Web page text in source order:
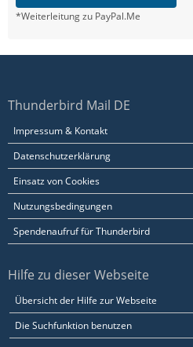
*Weiterleitung zu PayPal.Me
Thunderbird Mail DE
Impressum & Kontakt
Datenschutzerklärung
Einsatz von Cookies
Nutzungsbedingungen
Spendenaufruf für Thunderbird
Hilfe zu dieser Webseite
Übersicht der Hilfe zur Webseite
Die Suchfunktion benutzen